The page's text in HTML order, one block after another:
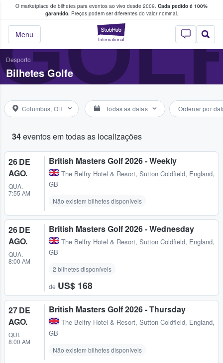
O marketplace de bilhetes para eventos ao vivo desde 2009. Cada pedido é 100%
garantido.Preços podem ser diferentes do valor nominal.
StubHub – onde
Menu
fãs compram e vendem bilhetes
Desporto
Bilhetes Golfe
Columbus, OH Todas as datas Ordenar por
34eventos em todas as localizações
26 DE
AGO.
QUA.
7:55 AM
British Masters Golf 2026 - Weekly
The Belfry Hotel & Resort, Sutton Coldfield, England,
GB
Não existem bilhetes disponíveis
26 DE
AGO.
QUA.
8:00 AM
British Masters Golf 2026 - Wednesday
The Belfry Hotel & Resort, Sutton Coldfield, England,
GB
2 bilhetes disponíveis
de US$ 168
27 DE
AGO.
QUI.
8:00 AM
British Masters Golf 2026 - Thursday
The Belfry Hotel & Resort, Sutton Coldfield, England,
GB
Não existem bilhetes disponíveis